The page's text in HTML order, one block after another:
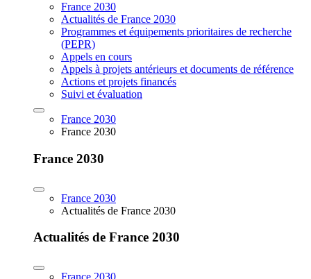
France 2030
Actualités de France 2030
Programmes et équipements prioritaires de recherche
(PEPR)
Appels en cours
Appels à projets antérieurs et documents de référence
Actions et projets financés
Suivi et évaluation
France 2030
France 2030
France 2030
France 2030
Actualités de France 2030
Actualités de France 2030
France 2030